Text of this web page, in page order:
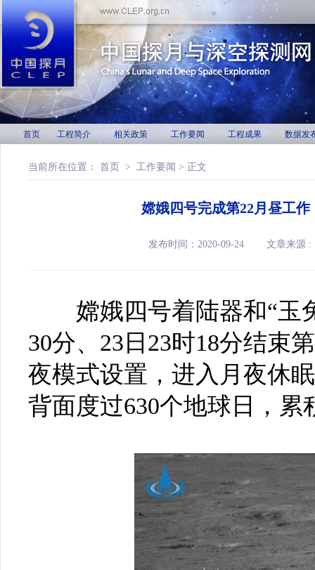
首页 工程简介 相关政策 工作要闻 工程成果 数据发
当前所在位置： 首页 > 工作要闻 > 正文
嫦娥四号完成第22月昼工
发布时间：2020-09-24 文章来源
嫦娥四号着陆器和“玉兔
30分、23日23时18分结束
夜模式设置，进入月夜休
背面度过630个地球日，累